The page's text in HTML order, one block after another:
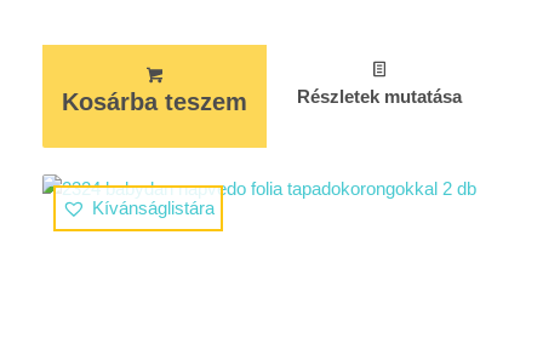
Kosárba teszem Részletek mutatása
Kívánságlistára